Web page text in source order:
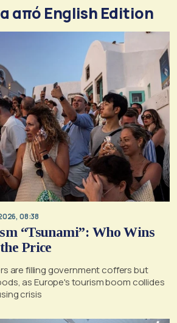
από English Edition
08:38
“Tsunami”: Who Wins
Price
are filling government coffers but
as Europe's tourism boom collides
crisis